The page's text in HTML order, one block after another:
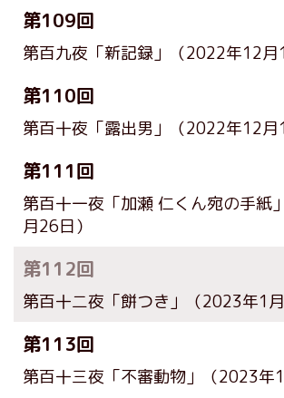
第109回
第百九夜「新記録」 （2022年12月
第110回
第百十夜「露出男」 （2022年12月
第111回
第百十一夜「加瀬 仁くん宛の手紙」
月26日）
第112回
第百十二夜「餅つき」 （2023年1
第113回
第百十三夜「不審動物」 （2023年